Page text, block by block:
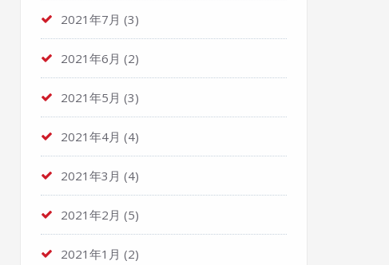
2021年7月 (3)
2021年6月 (2)
2021年5月 (3)
2021年4月 (4)
2021年3月 (4)
2021年2月 (5)
2021年1月 (2)